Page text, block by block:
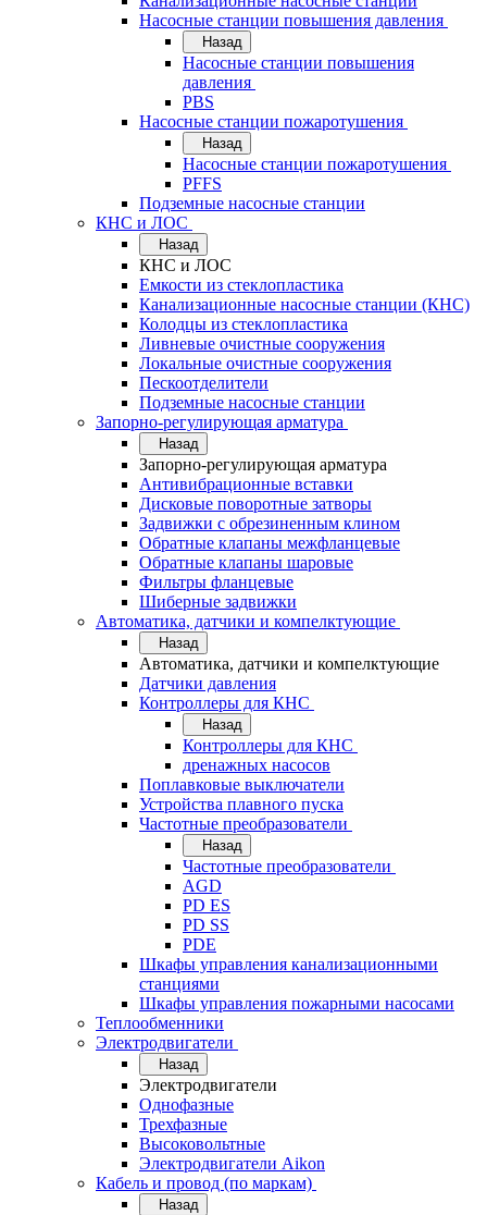
Насосные станции повышения давления
Назад
Насосные станции повышения
давления
PBS
Насосные станции пожаротушения
Назад
Насосные станции пожаротушения
PFFS
Подземные насосные станции
КНС и ЛОС
Назад
КНС и ЛОС
Емкости из стеклопластика
Канализационные насосные станции (КНС)
Колодцы из стеклопластика
Ливневые очистные сооружения
Локальные очистные сооружения
Пескоотделители
Подземные насосные станции
Запорно-регулирующая арматура
Назад
Запорно-регулирующая арматура
Антивибрационные вставки
Дисковые поворотные затворы
Задвижки с обрезиненным клином
Обратные клапаны межфланцевые
Обратные клапаны шаровые
Фильтры фланцевые
Шиберные задвижки
Автоматика, датчики и компелктующие
Назад
Автоматика, датчики и компелктующие
Датчики давления
Контроллеры для КНС
Назад
Контроллеры для КНС
дренажных насосов
Поплавковые выключатели
Устройства плавного пуска
Частотные преобразователи
Назад
Частотные преобразователи
AGD
PD ES
PD SS
PDE
Шкафы управления канализационными
станциями
Шкафы управления пожарными насосами
Теплообменники
Электродвигатели
Назад
Электродвигатели
Однофазные
Трехфазные
Высоковольтные
Электродвигатели Aikon
Кабель и провод (по маркам)
Назад